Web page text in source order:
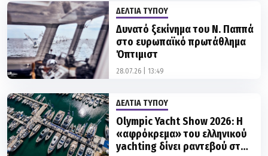
στο ευρωπαϊκό πρωτάθλημα
Όπτιμιστ
28.07.26 | 13:49
ΔΕΛΤΙΑ ΤΥΠΟΥ
«αφρόκρεμα» του ελληνικού
yachting δίνει ραντεβού στο
Λαύριο
23.07.26 | 17:52